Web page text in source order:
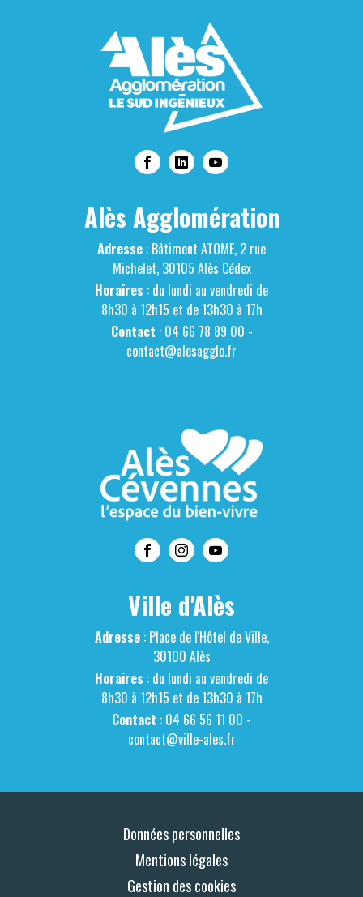
Alès Agglomération
Adresse : Bâtiment ATOME, 2 rue
Michelet, 30105 Alès Cédex
Horaires : du lundi au vendredi de
8h30 à 12h15 et de 13h30 à 17h
Contact : 04 66 78 89 00 -
contact@alesagglo.fr
Ville d'Alès
Adresse: Place de l'Hôtel de Ville,
30100 Alès
Horaires : du lundi au vendredi de
8h30 à 12h15 et de 13h30 à 17h
Contact : 04 66 56 11 00 -
contact@ville-ales.fr
Données personnelles
Mentions légales
Gestion des cookies